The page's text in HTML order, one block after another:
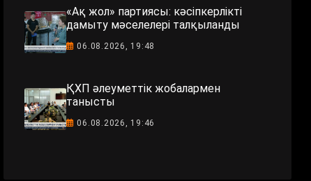
«Ақ жол» партиясы: кәсіпкерлікті
дамыту мәселелері талқыланды
06.08.2026, 19:48
ҚХП әлеуметтік жобалармен
танысты
06.08.2026, 19:46